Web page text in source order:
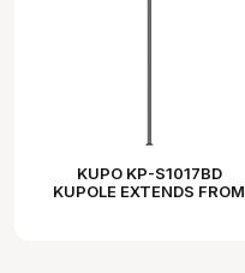
KUPO KP-S1017BD
KUPOLE EXTENDS FROM